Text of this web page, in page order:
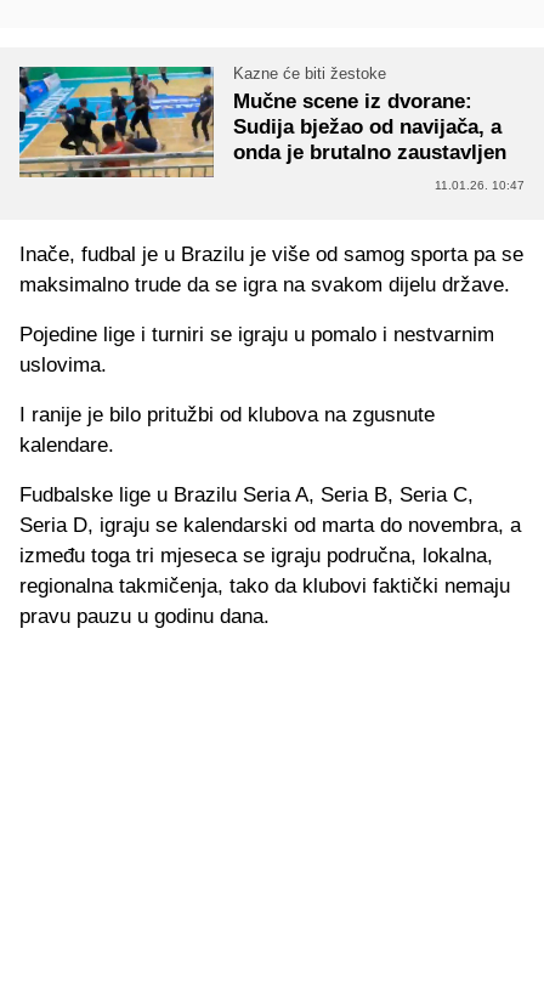
Kazne će biti žestoke
Mučne scene iz dvorane:
Sudija bježao od navijača, a
onda je brutalno zaustavljen
11.01.26. 10:47
Inače, fudbal je u Brazilu je više od samog sporta pa se
maksimalno trude da se igra na svakom dijelu države.
Pojedine lige i turniri se igraju u pomalo i nestvarnim
uslovima.
I ranije je bilo pritužbi od klubova na zgusnute
kalendare.
Fudbalske lige u Brazilu Seria A, Seria B, Seria C,
Seria D, igraju se kalendarski od marta do novembra, a
između toga tri mjeseca se igraju područna, lokalna,
regionalna takmičenja, tako da klubovi faktički nemaju
pravu pauzu u godinu dana.